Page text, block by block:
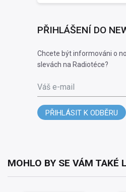
PŘIHLÁŠENÍ DO
Chcete být informováni o
slevách na Radiotéce?
Váš e-mail
PŘIHLÁSIT K ODBĚRU
MOHLO BY SE VÁM TAKÉ